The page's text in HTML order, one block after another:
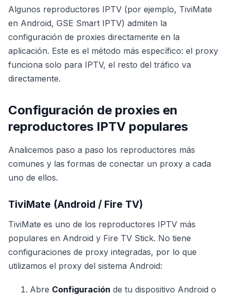
Algunos reproductores IPTV (por ejemplo, TiviMate
en Android, GSE Smart IPTV) admiten la
configuración de proxies directamente en la
aplicación. Este es el método más específico: el proxy
funciona solo para IPTV, el resto del tráfico va
directamente.
Configuración de proxies en
reproductores IPTV populares
Analicemos paso a paso los reproductores más
comunes y las formas de conectar un proxy a cada
uno de ellos.
TiviMate (Android / Fire TV)
TiviMate es uno de los reproductores IPTV más
populares en Android y Fire TV Stick. No tiene
configuraciones de proxy integradas, por lo que
utilizamos el proxy del sistema Android:
Abre Configuración de tu dispositivo Android o